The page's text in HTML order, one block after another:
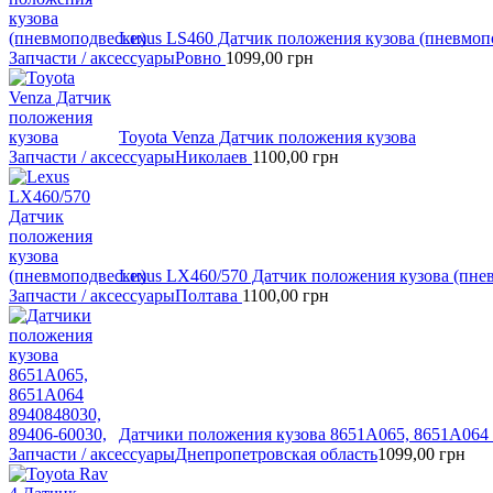
Lexus LS460 Датчик положения кузова
Запчасти / аксессуарыРовно 1099,00 грн
Toyota Venza Датчик положения кузова
Запчасти / аксессуарыНиколаев 1100,00 грн
Lexus LX460/570 Датчик положения кузова
Запчасти / аксессуарыПолтава 1100,00 грн
Датчики положения кузова 8651A065,
Запчасти / аксессуарыДнепропетровская область1099,00 грн